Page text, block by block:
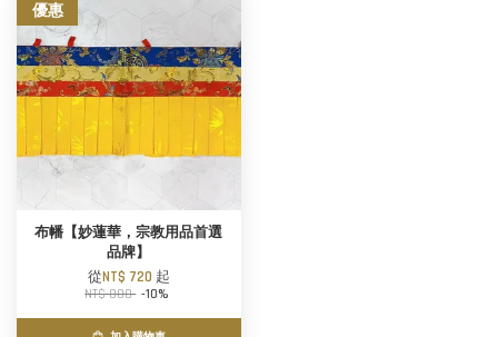
優惠
布幡【妙蓮華，宗教用品首選
品牌】
從NT$ 720 起
NT$ 800 -10%